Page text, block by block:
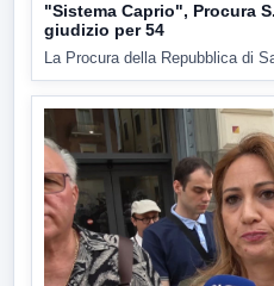
"Sistema Caprio", Procura
giudizio per 54
La Procura della Repubblica di